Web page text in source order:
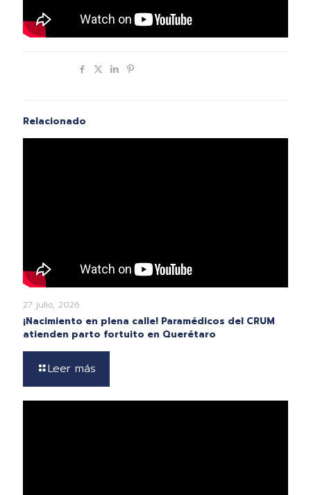
Relacionado
27 julio, 2026
¡Nacimiento en plena calle! Paramédicos del CRUM
atienden parto fortuito en Querétaro
Leer más